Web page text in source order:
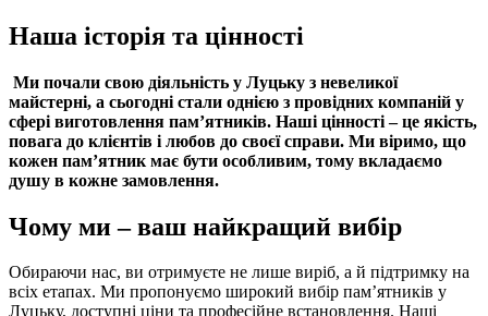
Наша історія та цінності
Ми почали свою діяльність у Луцьку з невеликої
майстерні, а сьогодні стали однією з провідних компаній у
сфері виготовлення пам’ятників. Наші цінності – це якість,
повага до клієнтів і любов до своєї справи. Ми віримо, що
кожен пам’ятник має бути особливим, тому вкладаємо
душу в кожне замовлення.
Чому ми – ваш найкращий вибір
Обираючи нас, ви отримуєте не лише виріб, а й підтримку на
всіх етапах. Ми пропонуємо широкий вибір пам’ятників у
Луцьку, доступні ціни та професійне встановлення. Наші